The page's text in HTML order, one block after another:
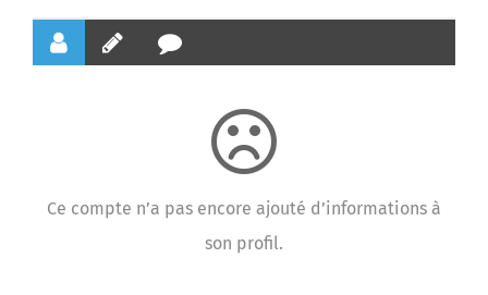
Agenda
Ce compte n’a pas encore ajouté d’informations à
son profil.